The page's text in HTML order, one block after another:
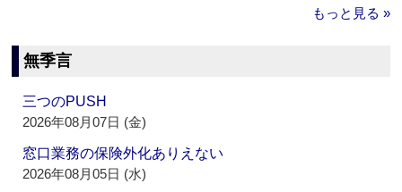
もっと見る »
無季言
三つのPUSH
2026年08月07日 (金)
窓口業務の保険外化ありえない
2026年08月05日 (水)